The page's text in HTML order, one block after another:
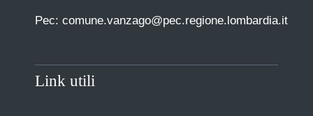
Pec: comune.vanzago@pec.regione.lombardia.it
Link utili